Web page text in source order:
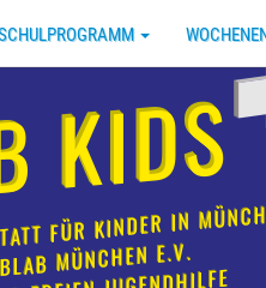
KIDS
FÜR KINDER IN
MÜNCHEN E.V.